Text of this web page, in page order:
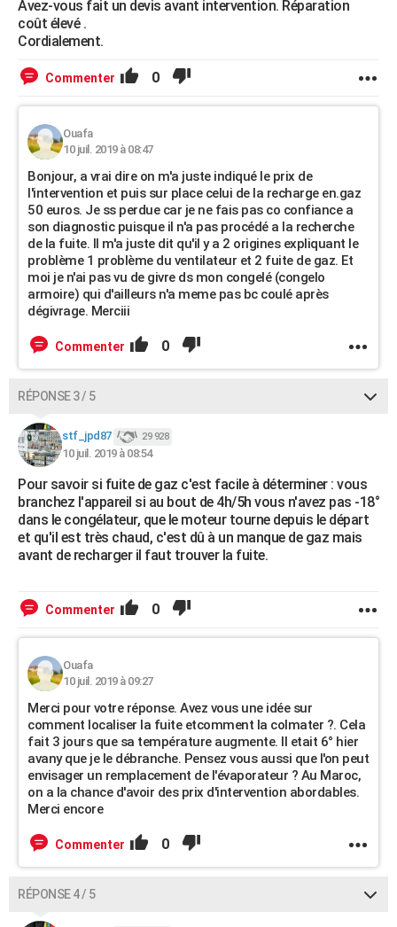
Avez-vous fait un devis avant intervention. Réparation
coût élevé .
Cordialement.
Commenter 0
Ouafa
10 juil. 2019 à 08:47
Bonjour, a vrai dire on m'a juste indiqué le prix de
l'intervention et puis sur place celui de la recharge en.gaz
50 euros. Je ss perdue car je ne fais pas co confiance a
son diagnostic puisque il n'a pas procédé a la recherche
de la fuite. Il m'a juste dit qu'il y a 2 origines expliquant le
problème 1 problème du ventilateur et 2 fuite de gaz. Et
moi je n'ai pas vu de givre ds mon congelé (congelo
armoire) qui d'ailleurs n'a meme pas bc coulé après
dégivrage. Merciii
Commenter 0
RÉPONSE 3 / 5
stf_jpd87 29 928
10 juil. 2019 à 08:54
Pour savoir si fuite de gaz c'est facile à déterminer : vous
branchez l'appareil si au bout de 4h/5h vous n'avez pas -18°
dans le congélateur, que le moteur tourne depuis le départ
et qu'il est très chaud, c'est dû à un manque de gaz mais
avant de recharger il faut trouver la fuite.
Commenter 0
Ouafa
10 juil. 2019 à 09:27
Merci pour votre réponse. Avez vous une idée sur
comment localiser la fuite etcomment la colmater ?. Cela
fait 3 jours que sa température augmente. Il etait 6° hier
avany que je le débranche. Pensez vous aussi que l'on peut
envisager un remplacement de l'évaporateur ? Au Maroc,
on a la chance d'avoir des prix d'intervention abordables.
Merci encore
Commenter 0
RÉPONSE 4 / 5